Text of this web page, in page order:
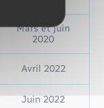
Mars et juin
2020
Avril 2022
Juin 2022